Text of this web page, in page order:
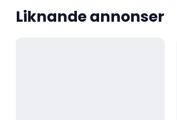
Liknande annonser